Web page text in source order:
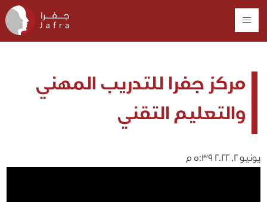
مركز جفرا للتدريب المهني
والتعليم التقني
يونيو 2, 2022 5:39 م